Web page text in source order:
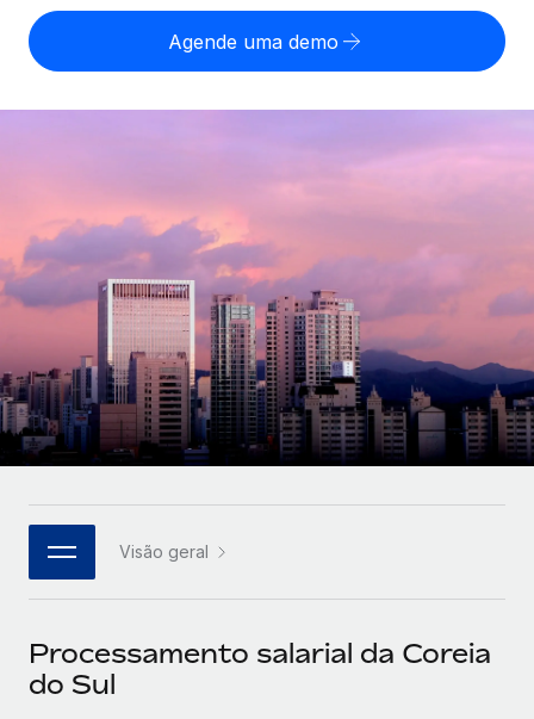
entidades
Perguntar a um especialista
Obtenha apoio especializado em RH e
conformidade globais
Comparar a Remote
Veja como nos comparamos com os outros
Parceiros tecnológicos estratégicos
Integre os RH globais na sua plataforma de forma
flexível
CASE STUDIES
English
Deutsch
Español
Português (Portugal)
日本語
한국어
中文（简体）
Início de sessão
Agende uma demo
Visão geral
Processamento salarial da Coreia
do Sul